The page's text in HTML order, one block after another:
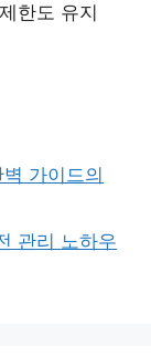
한도 유지
가이드의
관리 노하우